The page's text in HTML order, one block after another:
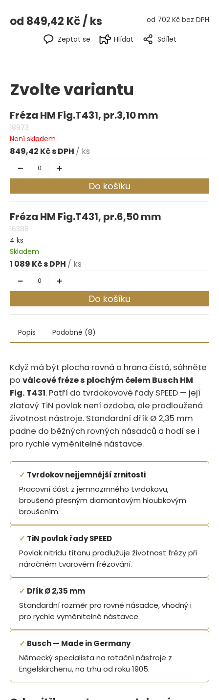
od 849,42 Kč/ ks od 702 Kč bez DPH
Zeptat se Hlídat Sdílet
Zvolte variantu
Fréza HM Fig.T431, pr.3,10 mm
18973
Není skladem
849,42 Kč / ks
Do košíku
Fréza HM Fig.T431, pr.6,50 mm
16388
4 ks
Skladem
1 089 Kč / ks
Do košíku
Popis Podobné (8)
Když má být plocha rovná a hrana čistá, sáhněte
po válcové fréze s plochým čelem Busch HM
Fig. T431. Patří do tvrdokovové řady SPEED — její
zlatavý TiN povlak není ozdoba, ale prodloužená
životnost nástroje. Standardní dřík Ø 2,35 mm
padne do běžných rovných násadců a hodí se i
pro rychle vyměnitelné nástavce.
✓ Tvrdokov nejjemnější zrnitosti
Pracovní část z jemnozrnného tvrdokovu,
broušená přesným diamantovým hloubkovým
broušením.
✓ TiN povlak řady SPEED
Povlak nitridu titanu prodlužuje životnost frézy při
náročném tvarovém frézování.
✓ Dřík Ø 2,35 mm
Standardní rozměr pro rovné násadce, vhodný i
pro rychle vyměnitelné nástavce.
✓ Busch — Made in Germany
Německý specialista na rotační nástroje z
Engelskirchenu, na trhu od roku 1905.